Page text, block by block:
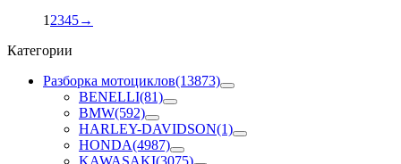
1 2345→
Категории
Разборка мотоциклов(13873)
BENELLI(81)
BMW(592)
HARLEY-DAVIDSON(1)
HONDA(4987)
KAWASAKI(3075)